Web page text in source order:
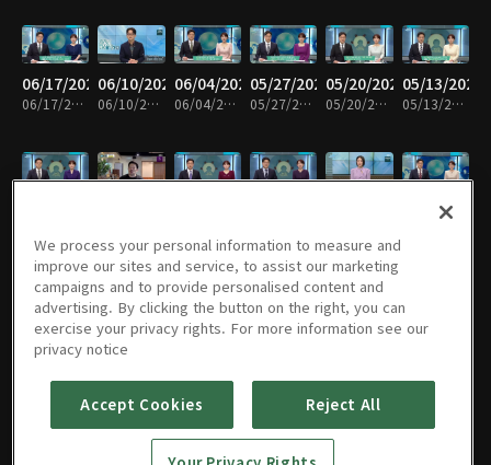
06/17/2026
06/17/2026 • 49분
06/10/2026
06/10/2026 • 49분
06/04/2026
06/04/2026 • 48분
05/27/2026
05/27/2026 • 49분
05/20/2026
05/20/2026 • 49분
05/13/2026
05/13/2026 • 49분
04/01/2026
03/25/2026
03/25/2026 • 55분
03/18/202603/11/202603/04/202602/25/202602/20/2026
We process your personal information to measure and
improve our sites and service, to assist our marketing
campaigns and to provide personalised content and
advertising. By clicking the button on the right, you can
exercise your privacy rights. For more information see our
privacy notice
Accept Cookies Reject All